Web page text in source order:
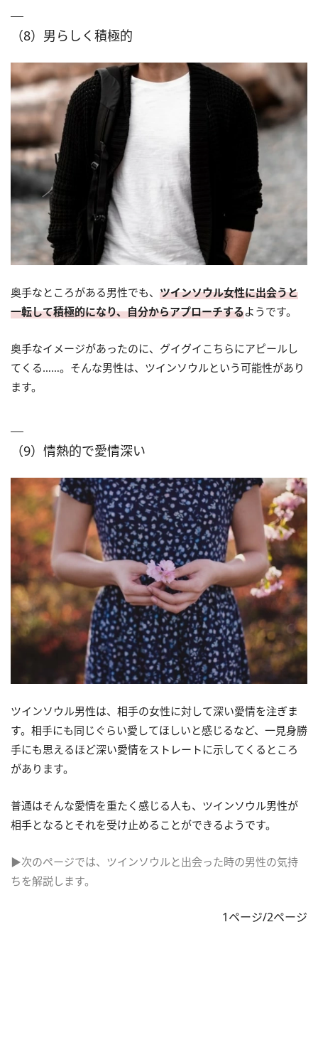
（8）男らしく積極的
奥手なところがある男性でも、 ツインソウル女性に出会うと
一転して積極的になり、自分からアプローチするようです。
奥手なイメージがあったのに、グイグイこちらにアピールし
てくる……。そんな男性は、ツインソウルという可能性があり
ます。
（9）情熱的で愛情深い
ツインソウル男性は、相手の女性に対して深い愛情を注ぎま
す。相手にも同じぐらい愛してほしいと感じるなど、一見身勝
手にも思えるほど深い愛情をストレートに示してくるところ
があります。
普通はそんな愛情を重たく感じる人も、ツインソウル男性が
相手となるとそれを受け止めることができるようです。
▶次のページでは、ツインソウルと出会った時の男性の気持
ちを解説します。
1ページ/2ページ